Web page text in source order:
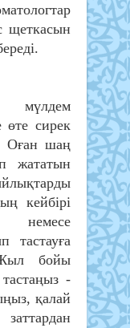
щеткасын
өте сирек
Оған шаң
жататын
кейбірі
немесе
тастауға
бойы
тастаңыз -
қалай